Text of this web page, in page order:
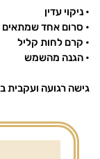
• ניקוי עדין
• סרום אחד שמתאים
• קרם לחות קליל
• הגנה מהשמש
גישה רגועה ועקבית